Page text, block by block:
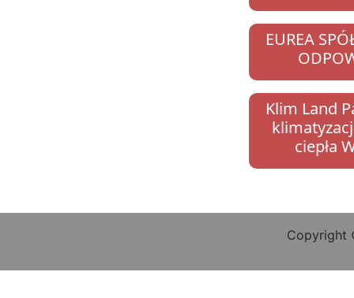
EUREA
Klim Land
ciepła
Copyright